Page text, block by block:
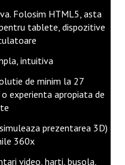
Folosim HTML5, asta
tablete, dispozitive
intuitiva
de minim la 27
experienta apropiata de
prezentarea 3D)
360x
video, harti, busola,